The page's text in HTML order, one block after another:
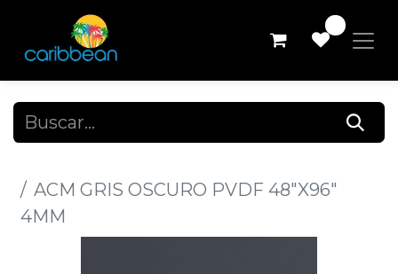
ACM GRIS OSCURO PVDF 48"X96"
4MM